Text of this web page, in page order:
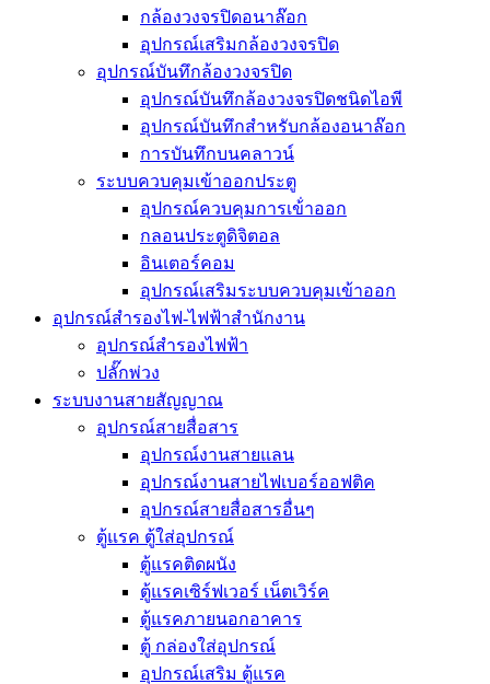
กล้องวงจรปิดอนาล๊อก
อุปกรณ์เสริมกล้องวงจรปิด
อุปกรณ์บันทึกล้องวงจรปิด
อุปกรณ์บันทึกล้องวงจรปิดชนิดไอพี
อุปกรณ์บันทึกสำหรับกล้องอนาล๊อก
การบันทึกบนคลาวน์
ระบบควบคุมเข้าออกประตู
อุปกรณ์ควบคุมการเข้่าออก
กลอนประตูดิจิตอล
อินเตอร์คอม
อุปกรณ์เสริมระบบควบคุมเข้าออก
อุปกรณ์สำรองไฟ-ไฟฟ้าสำนักงาน
อุปกรณ์สำรองไฟฟ้า
ปลั๊กพ่วง
ระบบงานสายสัญญาณ
อุปกรณ์สายสื่อสาร
อุปกรณ์งานสายแลน
อุปกรณ์งานสายไฟเบอร์ออฟติค
อุปกรณ์สายสื่อสารอื่นๆ
ตู้แรค ตู้ใส่อุปกรณ์
ตู้แรคติดผนัง
ตู้แรคเซิร์ฟเวอร์ เน็ตเวิร์ค
ตู้แรคภายนอกอาคาร
ตู้ กล่องใส่อุปกรณ์
อุปกรณ์เสริม ตู้แรค